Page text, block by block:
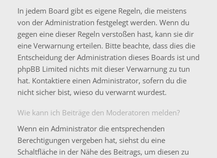
In jedem Board gibt es eigene Regeln, die meistens
von der Administration festgelegt werden. Wenn du
gegen eine dieser Regeln verstoßen hast, kann sie dir
eine Verwarnung erteilen. Bitte beachte, dass dies die
Entscheidung der Administration dieses Boards ist und
phpBB Limited nichts mit dieser Verwarnung zu tun
hat. Kontaktiere einen Administrator, sofern du die
nicht sicher bist, wieso du verwarnt wurdest.
Wie kann ich Beiträge den Moderatoren melden?
Wenn ein Administrator die entsprechenden
Berechtigungen vergeben hat, siehst du eine
Schaltfläche in der Nähe des Beitrags, um diesen zu